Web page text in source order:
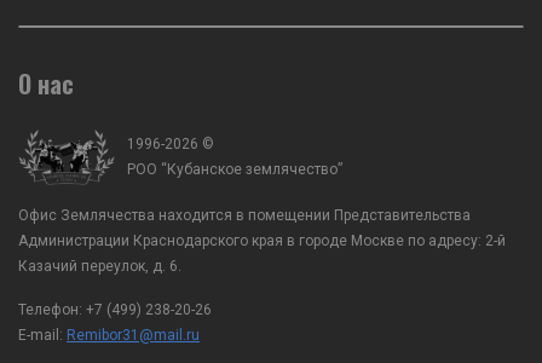
О нас
1996-2026 ©
РОО “Кубанское землячество”
Офис Землячества находится в помещении Представительства
Администрации Краснодарского края в городе Москве по адресу: 2-й
Казачий переулок, д. 6.
Телефон: +7 (499) 238-20-26
E-mail: Remibor31@mail.ru